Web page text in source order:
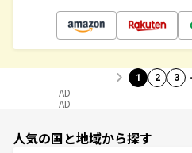
1 2 3
AD
AD
人気の国と地域から探す